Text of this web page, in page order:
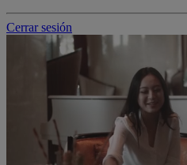
Cerrar sesión